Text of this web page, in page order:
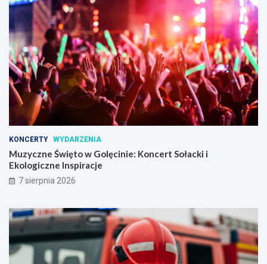
KONCERTY WYDARZENIA
Muzyczne Święto w Golęcinie: Koncert Sołacki i
Ekologiczne Inspiracje
7 sierpnia 2026